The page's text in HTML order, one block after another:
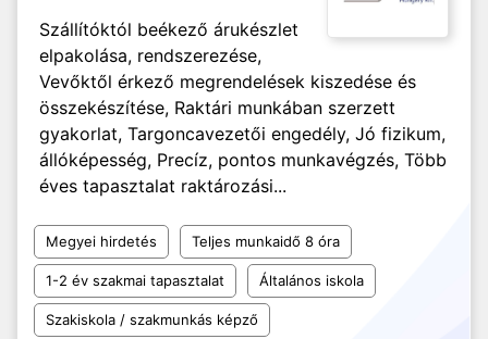
Szállítóktól beékező árukészlet
elpakolása, rendszerezése,
Vevőktől érkező megrendelések kiszedése és
összekészítése, Raktári munkában szerzett
gyakorlat, Targoncavezetői engedély, Jó fizikum,
állóképesség, Precíz, pontos munkavégzés, Több
éves tapasztalat raktározási...
Megyei hirdetés Teljes munkaidő 8 óra
1-2 év szakmai tapasztalat Általános iskola
Szakiskola / szakmunkás képző